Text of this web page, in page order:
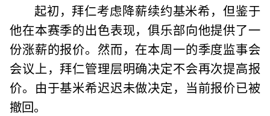
起初，拜仁考虑降薪续约基米希，但鉴于
他在本赛季的出色表现，俱乐部向他提供了一
份涨薪的报价。然而，在本周一的季度监事会
会议上，拜仁管理层明确决定不会再次提高报
价。由于基米希迟迟未做决定，当前报价已被
撤回。